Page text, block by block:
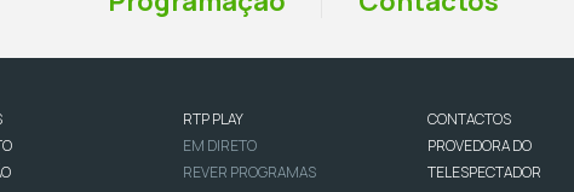
RTP PLAY
EM DIRETO
REVER PROGRAMAS
CONTACTOS
PROVEDORA DO
TELESPECTADOR